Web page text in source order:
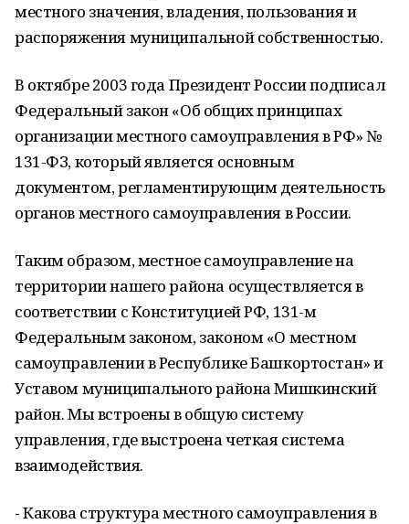
местного значения, владения, пользования и
распоряжения муниципальной собственностью.
В октябре 2003 года Президент России подписал
Федеральный закон «Об общих принципах
организации местного самоуправления в РФ» №
131-ФЗ, который является основным
документом, регламентирующим деятельность
органов местного самоуправления в России.
Таким образом, местное самоуправление на
территории нашего района осуществляется в
соответствии с Конституцией РФ, 131-м
Федеральным законом, законом «О местном
самоуправлении в Республике Башкортостан» и
Уставом муниципального района Мишкинский
район. Мы встроены в общую систему
управления, где выстроена четкая система
взаимодействия.
- Какова структура местного самоуправления в